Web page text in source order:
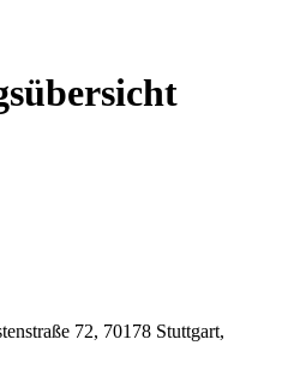
72, 70178 Stuttgart,